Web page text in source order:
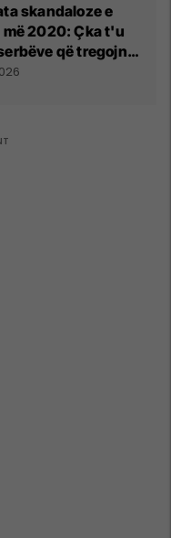
skandaloze e
2020: Çka t'u
që tregojnë
varrosur shqiptarët